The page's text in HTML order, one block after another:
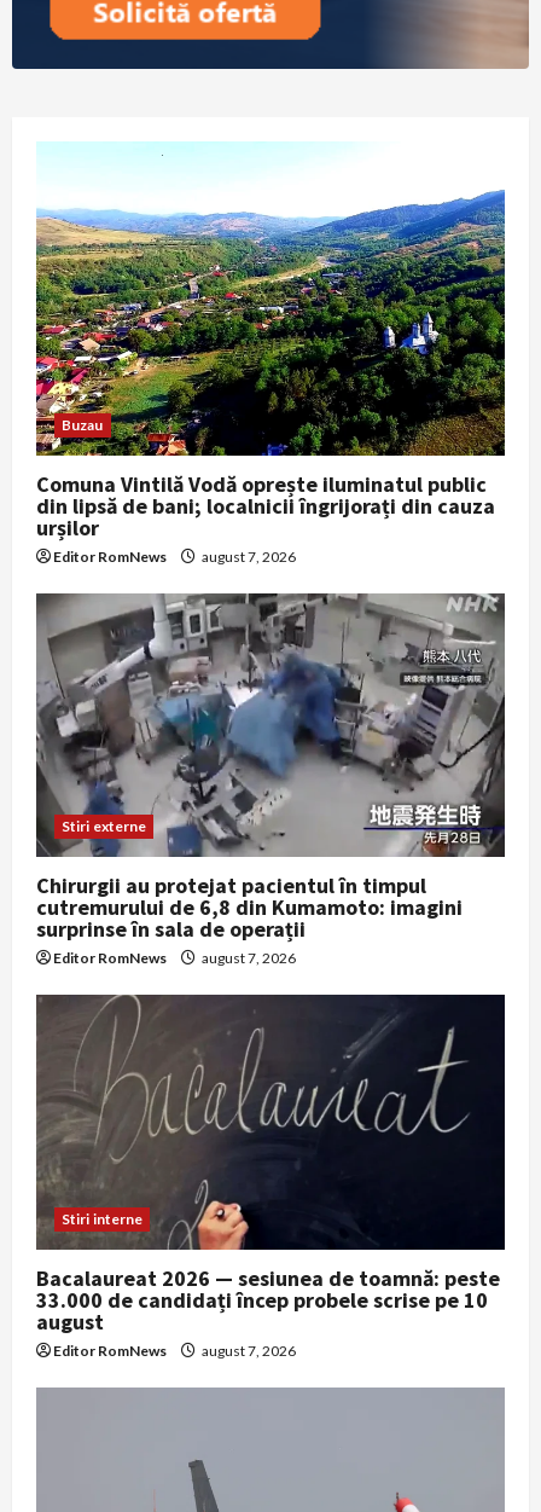
Buzau
Comuna Vintilă Vodă oprește iluminatul public
din lipsă de bani; localnicii îngrijorați din cauza
urșilor
Editor RomNews august 7, 2026
Stiri externe
Chirurgii au protejat pacientul în timpul
cutremurului de 6,8 din Kumamoto: imagini
surprinse în sala de operații
Editor RomNews august 7, 2026
Stiri interne
Bacalaureat 2026 — sesiunea de toamnă: peste
33.000 de candidați încep probele scrise pe 10
august
Editor RomNews august 7, 2026